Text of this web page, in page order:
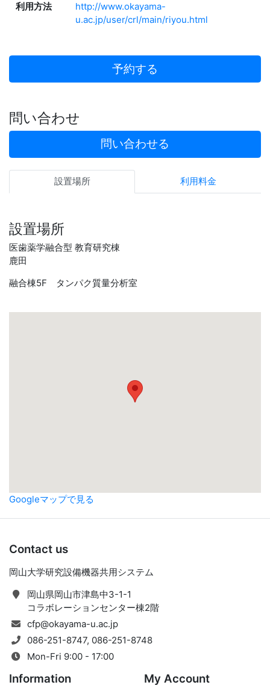
利用方法
http://www.okayama-
u.ac.jp/user/crl/main/riyou.html
予約する
問い合わせ
問い合わせる
設置場所 利用料金
設置場所
医歯薬学融合型 教育研究棟
鹿田
融合棟5F タンパク質量分析室
Googleマップで見る
Contact us
岡山大学研究設備機器共用システム
岡山県岡山市津島中3-1-1
コラボレーションセンター棟2階
cfp@okayama-u.ac.jp
086-251-8747, 086-251-8748
Mon-Fri 9:00 - 17:00
Information My Account